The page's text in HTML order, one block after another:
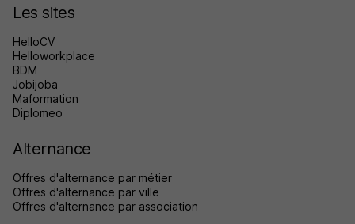
Les sites
HelloCV
Helloworkplace
BDM
Jobijoba
Maformation
Diplomeo
Alternance
Offres d'alternance par métier
Offres d'alternance par ville
Offres d'alternance par association